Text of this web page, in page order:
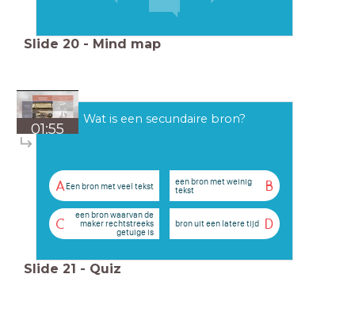
Slide 20 - Mind map
01:55
Wat is een secundaire bron?
AEen bron met veel tekst B
een bron met weinig
tekst
C
een bron waarvan de
maker rechtstreeks
getuige is
D
bron uit een latere tijd
Slide 21 - Quiz